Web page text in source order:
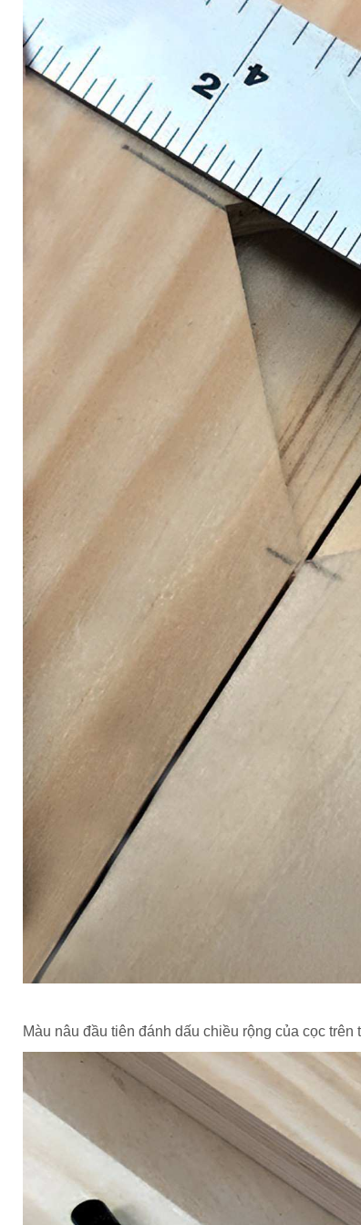
Màu nâu đầu tiên đánh dấu chiều rộng của cọc